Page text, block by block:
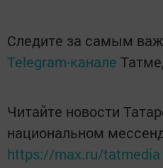
Следите за самым
Telegram-канале
Читайте новости
национальном
https://max.ru/tatmedia